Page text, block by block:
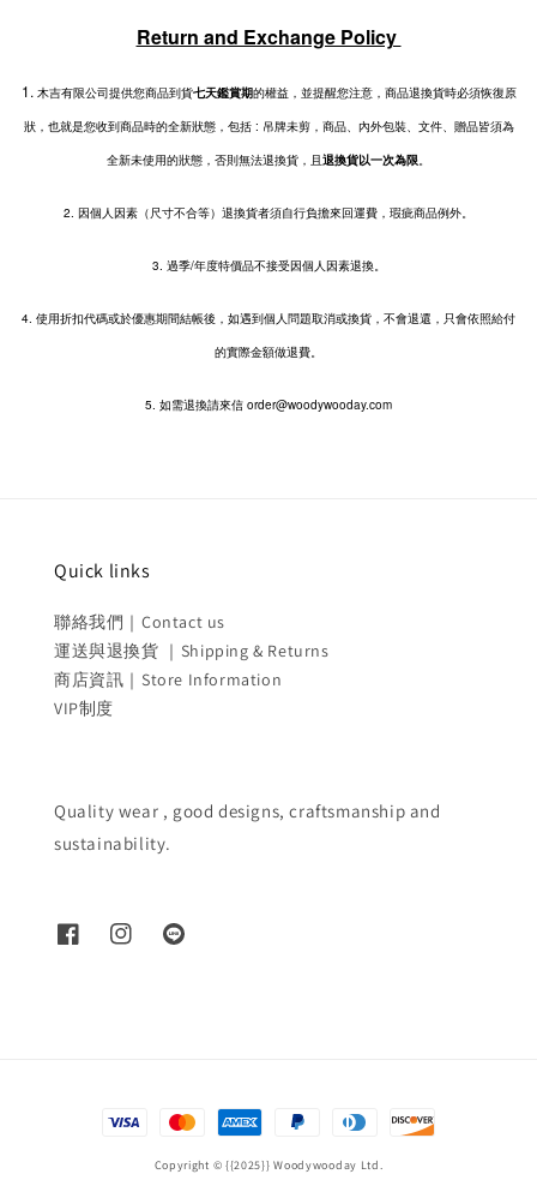
Return and Exchange Policy
1. 木吉有限公司提供您商品到貨七天鑑賞期的權益，並提醒您注意，商品退換貨時必須恢復原
狀，也就是您收到商品時的全新狀態，包括 : 吊牌未剪，商品、內外包裝、文件、贈品皆須為
全新未使用的狀態，否則無法退換貨，且退換貨以一次為限。
2. 因個人因素（尺寸不合等）退換貨者須自行負擔來回運費，瑕疵商品例外。
3. 過季/年度特價品不接受因個人因素退換。
4. 使用折扣代碼或於優惠期間結帳後，如遇到個人問題取消或換貨，不會退還，只會依照給付
的實際金額做退費。
5. 如需退換請來信 order@woodywooday.com
Quick links
聯絡我們｜Contact us
運送與退換貨 ｜Shipping & Returns
商店資訊｜Store Information
VIP制度
Quality wear , good designs, craftsmanship and
sustainability.
Copyright © {{2025}} Woodywooday Ltd.